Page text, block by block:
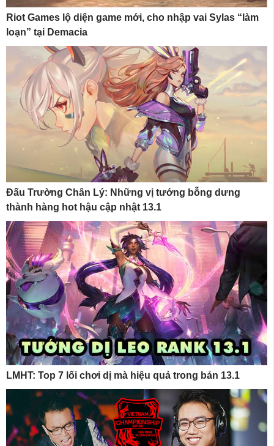
Riot Games lộ diện game mới, cho nhập vai Sylas “làm
loạn” tại Demacia
Đấu Trường Chân Lý: Những vị tướng bỗng dưng
thành hàng hot hậu cập nhật 13.1
LMHT: Top 7 lối chơi dị mà hiệu quả trong bản 13.1